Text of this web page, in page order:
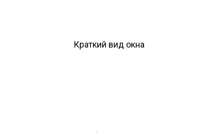
Краткий вид окна